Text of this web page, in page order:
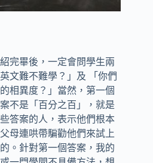
完畢後，一定會問學生兩
文難不難學？」及 「你們
相異度？」當然，第一個
不是「百分之百」，就是
答案的人，表示他們根本
母連哄帶騙勸他們來試上
。針對第一個答案，我的